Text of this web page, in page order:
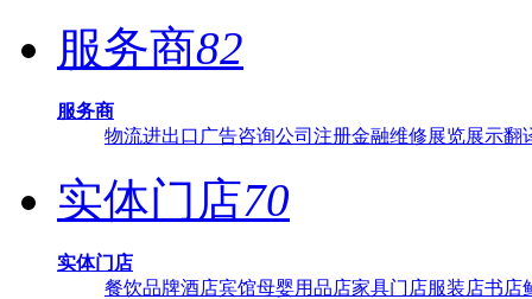
服务商82
服务商
物流进出口 广告咨询公司注册金融维修展览展示翻
实体门店70
实体门店
餐饮品牌酒店宾馆母婴用品店家具门店服装店书店